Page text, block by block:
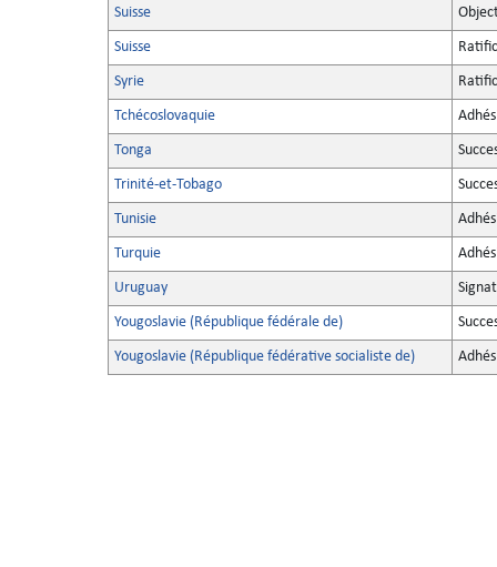
Suisse
Suisse
Syrie
Tchécoslovaquie
Tonga
Trinité-et-Tobago
Tunisie
Turquie
Uruguay
Yougoslavie (République fédérale de)
Yougoslavie (République fédérative socialiste de)